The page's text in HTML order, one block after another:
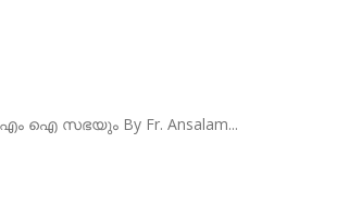
എം ഐ സഭയും By Fr. Ansalam...